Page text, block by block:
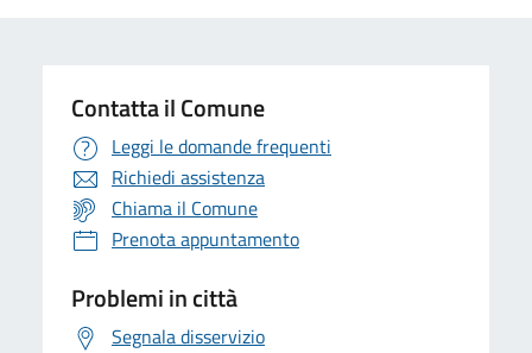
Contatta il Comune
Leggi le domande frequenti
Richiedi assistenza
Chiama il Comune
Prenota appuntamento
Problemi in città
Segnala disservizio